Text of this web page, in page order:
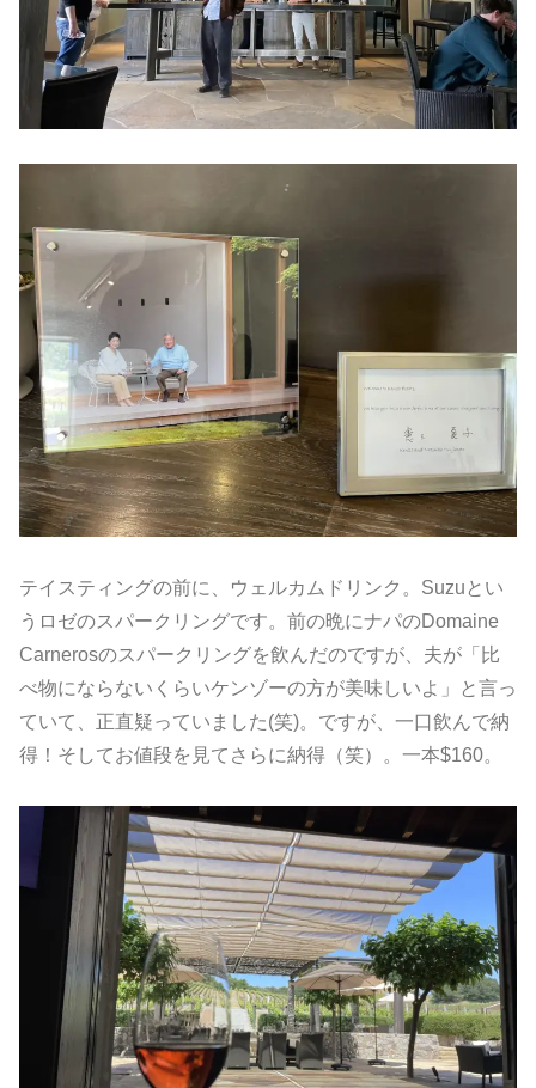
テイスティングの前に、ウェルカムドリンク。Suzuとい
うロゼのスパークリングです。前の晩にナパのDomaine
Carnerosのスパークリングを飲んだのですが、夫が「比
べ物にならないくらいケンゾーの方が美味しいよ」と言っ
ていて、正直疑っていました(笑)。ですが、一口飲んで納
得！そしてお値段を見てさらに納得（笑）。一本$160。